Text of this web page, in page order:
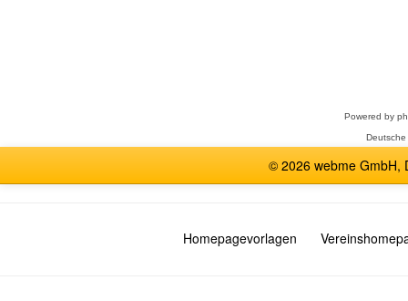
Powered by
© 2026 webme GmbH,
Homepagevorlagen